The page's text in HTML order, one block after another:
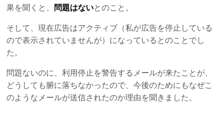
果を聞くと、 問題はないとのこと。
そして、現在広告はアクティブ（私が広告を停止している
ので表示されていませんが）になっているとのことでし
た。
問題ないのに、利用停止を警告するメールが来たことが、
どうしても腑に落ちなかったので、今後のためにもなぜこ
のようなメールが送信されたのか理由を聞きました。